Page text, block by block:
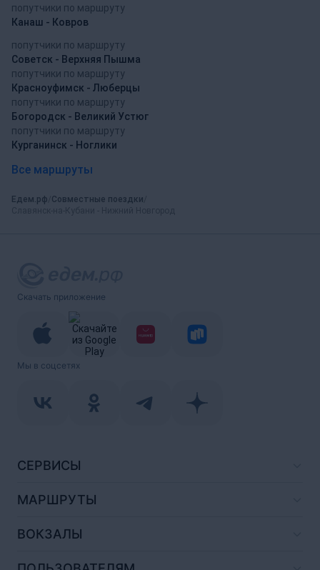
попутчики по маршруту
Канаш - Ковров
попутчики по маршруту
Советск - Верхняя Пышма
попутчики по маршруту
Красноуфимск - Люберцы
попутчики по маршруту
Богородск - Великий Устюг
попутчики по маршруту
Курганинск - Ноглики
Все маршруты
Едем.рф Совместные поездки
Скачать приложение
Мы в соцсетях
СЕРВИСЫ
МАРШРУТЫ
ВОКЗАЛЫ